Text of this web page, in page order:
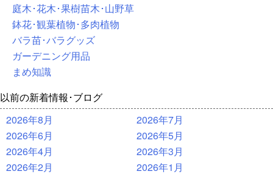
庭木･花木･果樹苗木･山野草
鉢花･観葉植物･多肉植物
バラ苗･バラグッズ
ガーデニング用品
まめ知識
以前の新着情報･ブログ
2026年8月
2026年7月
2026年6月
2026年5月
2026年4月
2026年3月
2026年2月
2026年1月